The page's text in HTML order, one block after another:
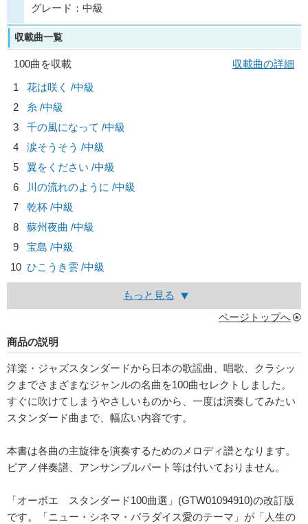
グレード：中級
収載曲一覧
100曲を収載
収載曲の詳細
1
花は咲く /中級
2
糸 /中級
3
千の風になって /中級
4
涙そうそう /中級
5
翼をください /中級
6
川の流れのように /中級
7
乾杯 /中級
8
蘇州夜曲 /中級
9
宝島 /中級
10 ひこうき雲 /中級
もっと見る
ページトップへ
商品の説明
洋楽・ジャズスタンダードから日本の歌謡曲、唱歌、クラシッ
クまでさまざまなジャンルの名曲を100曲セレクトしました。
すぐに吹けてしまうやさしいものから、一度は演奏してみたい
スタンダード曲まで、幅広い内容です。
本書は各曲の主旋律を演奏するためのメロディ譜となります。
ピアノ伴奏譜、アンサンブルパート等は付いておりません。
「オーボエ スタンダード100曲選」(GTW01094910)の改訂版
です。「ニュー・シネマ・パラダイス愛のテーマ」が「人生の